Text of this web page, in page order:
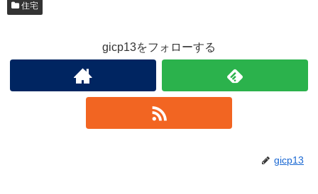
住宅
gicp13をフォローする
gicp13